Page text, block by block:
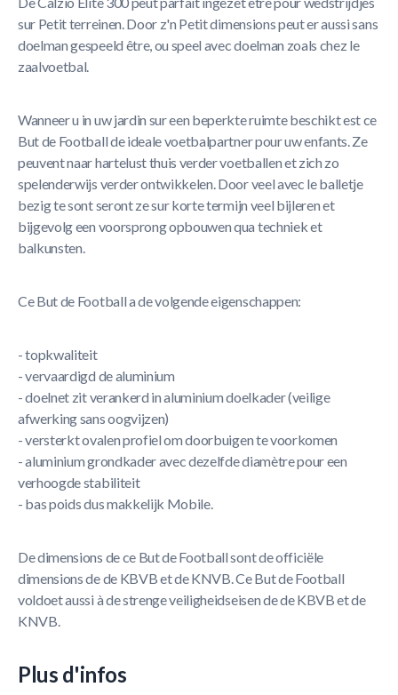
sur Petit terreinen. Door z'n Petit dimensions peut er aussi sans
doelman gespeeld être, ou speel avec doelman zoals chez le
zaalvoetbal.
Wanneer u in uw jardin sur een beperkte ruimte beschikt est ce
But de Football de ideale voetbalpartner pour uw enfants. Ze
peuvent naar hartelust thuis verder voetballen et zich zo
spelenderwijs verder ontwikkelen. Door veel avec le balletje
bezig te sont seront ze sur korte termijn veel bijleren et
bijgevolg een voorsprong opbouwen qua techniek et
balkunsten.
Ce But de Football a de volgende eigenschappen:
- topkwaliteit
- vervaardigd de aluminium
- doelnet zit verankerd in aluminium doelkader (veilige
afwerking sans oogvijzen)
- versterkt ovalen profiel om doorbuigen te voorkomen
- aluminium grondkader avec dezelfde diamètre pour een
verhoogde stabiliteit
- bas poids dus makkelijk Mobile.
De dimensions de ce But de Football sont de officiële
dimensions de de KBVB et de KNVB. Ce But de Football
voldoet aussi à de strenge veiligheidseisen de de KBVB et de
KNVB.
Plus d'infos